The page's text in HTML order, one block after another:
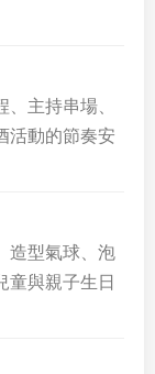
主持串場、
活動的節奏安
造型氣球、泡
童與親子生日